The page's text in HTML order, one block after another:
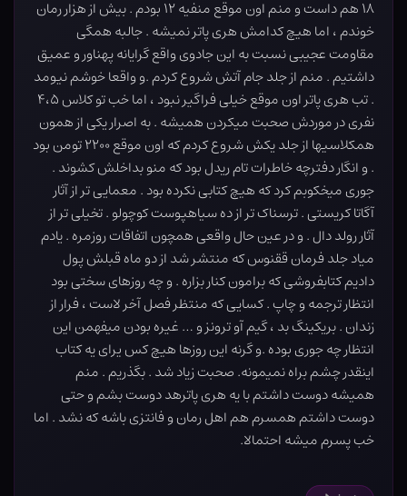
۱۸ هم داست و منم اون موقع منفیه ۱۲ بودم . بیش از هزار رمان
خوندم ، اما هیچ کدامش هری پاتر نمیشه . جالبه همگی
مقاومت عجیبی نسبت به این جادوی واقع گرایانه پهناور و عمیق
داشتیم . منم از جلد جام آتش شروع کردم .و واقعا خوشم نیومد
. تب هری پاتر اون موقع خیلی فراگیر نبود ، اما خب تو کلاس ۴،۵
نفری در موردش صحبت میکردن همیشه . به اصرار یکی از همون
همکلاسیها از جلد یکش شروع کردم که اون موقع ۲۲۰۰ تومن بود
. و انگار دفترچه خاطرات تام ریدل بود که منو بداخلش کشوند .
جوری میخکوبم کرد که هیچ کتابی نکرده بود . معمایی تر از آثار
آگاتا کریستی . ترسناک تر از ده سیاهپوست کوچولو . تخیلی تر از
آثار رولد دال . و در عین حال واقعی همچون اتفاقات روزمره . یادم
میاد جلد فرمان ققنوس که منتشر شد از دو ماه قبلش پول
دادیم کتابفروشی که برامون کنار بزاره . و چه روزهای سختی بود
انتظار ترجمه و چاپ . کسایی که منتظر فصل آخر لاست ، فرار از
زندان . بریکینگ بد ، گیم آو ترونز و … غیره بودن میفهمن این
انتظار چه جوری بوده .و گرنه این روزها هیچ کس یرای یه کتاب
اینقدر چشم براه نمیمونه. صحبت زیاد شد . بگذریم . منم
همیشه دوست داشتم با یه هری پاترهد دوست بشم و حتی
دوست داشتم همسرم هم اهل رمان و فانتزی باشه که نشد . اما
خب پسرم میشه احتمالا.